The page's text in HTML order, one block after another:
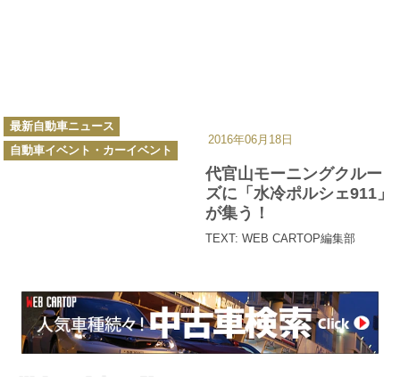
代官山モーニングクルー
ズに「水冷ポルシェ911」
が集う！
TEXT: WEB CARTOP編集部
カ
テ
ゴ
リ
ー
最新自動車ニュース
自動車イベント・カーイベント
2016年06月18日